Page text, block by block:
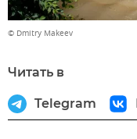
© Dmitry Makeev
Читать в
Telegram